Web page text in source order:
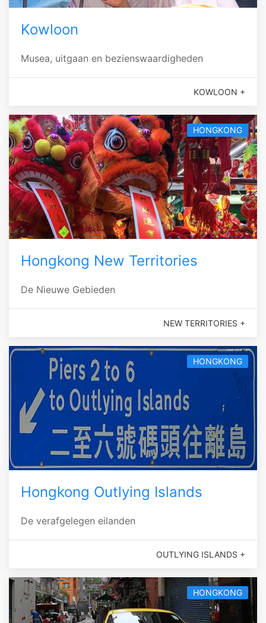
Kowloon
Musea, uitgaan en bezienswaardigheden
KOWLOON +
HONGKONG
Hongkong New Territories
De Nieuwe Gebieden
NEW TERRITORIES +
HONGKONG
Hongkong Outlying Islands
De verafgelegen eilanden
OUTLYING ISLANDS +
HONGKONG